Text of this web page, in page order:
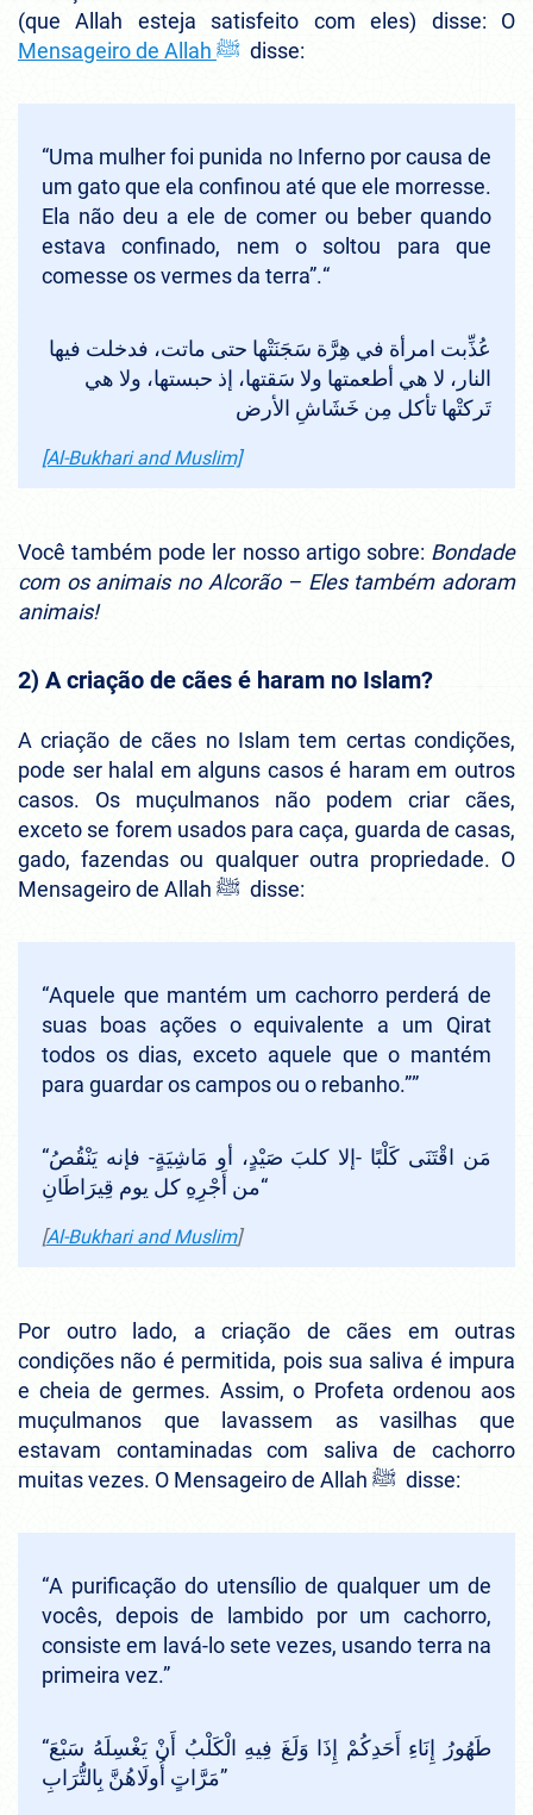
(que Allah esteja satisfeito com eles) disse: O
Mensageiro de Allah ﷺ disse:
“Uma mulher foi punida no Inferno por causa de
um gato que ela confinou até que ele morresse.
Ela não deu a ele de comer ou beber quando
estava confinado, nem o soltou para que
comesse os vermes da terra”.“
عُذِّبت امرأة في هِرَّة سَجَنَتْها حتى ماتت، فدخلت فيها
النار، لا هي أطعمتها ولا سَقتها، إذ حبستها، ولا هي
تَركتْها تأكل مِن خَشَاشِ الأرض
[Al-Bukhari and Muslim]
Você também pode ler nosso artigo sobre: Bondade
com os animais no Alcorão – Eles também adoram
animais!
2) A criação de cães é haram no Islam?
A criação de cães no Islam tem certas condições,
pode ser halal em alguns casos é haram em outros
casos. Os muçulmanos não podem criar cães,
exceto se forem usados para caça, guarda de casas,
gado, fazendas ou qualquer outra propriedade. O
Mensageiro de Allah ﷺ disse:
“Aquele que mantém um cachorro perderá de
suas boas ações o equivalente a um Qirat
todos os dias, exceto aquele que o mantém
para guardar os campos ou o rebanho.””
“مَن اقْتَنَى كَلْبًا -إلا كلبَ صَيْدٍ، أو مَاشِيَةٍ- فإنه يَنْقُصُ
من أَجْرِهِ كل يوم قِيرَاطَانِ“
[Al-Bukhari and Muslim]
Por outro lado, a criação de cães em outras
condições não é permitida, pois sua saliva é impura
e cheia de germes. Assim, o Profeta ordenou aos
muçulmanos que lavassem as vasilhas que
estavam contaminadas com saliva de cachorro
muitas vezes. O Mensageiro de Allah ﷺ disse:
“A purificação do utensílio de qualquer um de
vocês, depois de lambido por um cachorro,
consiste em lavá-lo sete vezes, usando terra na
primeira vez.”
“طَهُورُ إِنَاءِ أَحَدِكُمْ إِذَا وَلَغَ فِيهِ الْكَلْبُ أَنْ يَغْسِلَهُ سَبْعَ
مَرَّاتٍ أُولَاهُنَّ بِالتُّرَابِ”